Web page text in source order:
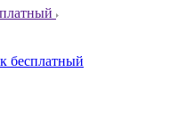
бесплатный